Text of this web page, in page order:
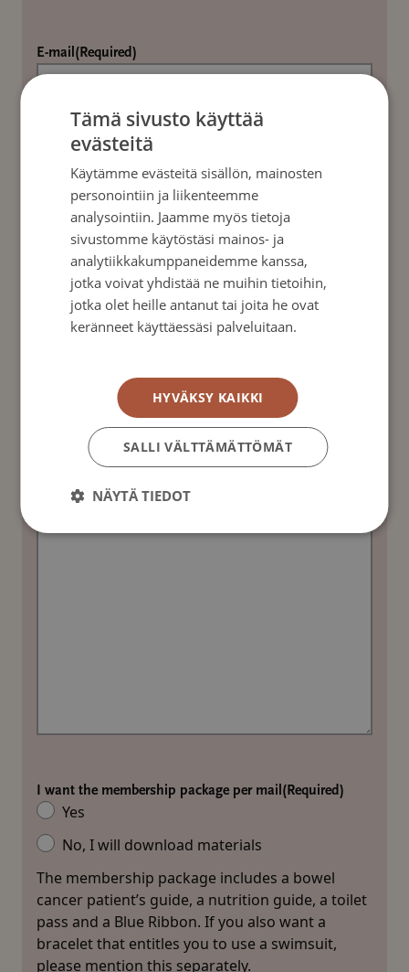
E-mail (Required)
Address(Required)
Street
Postal code
Additional information
I want the membership package per mail (Required)
Yes
No, I will download materials
The membership package includes a bowel
cancer patient’s guide, a nutrition guide, a toilet
pass and a Blue Ribbon. If you also want a
bracelet that entitles you to use a swimsuit,
please mention this separately.
Tämä sivusto käyttää
evästeitä
Käytämme evästeitä sisällön, mainosten
personointiin ja liikenteemme
analysointiin. Jaamme myös tietoja
sivustomme käytöstäsi mainos- ja
analytiikkakumppaneidemme kanssa,
jotka voivat yhdistää ne muihin tietoihin,
jotka olet heille antanut tai joita he ovat
keränneet käyttäessäsi palveluitaan.
HYVÄKSY KAIKKI
SALLI VÄLTTÄMÄTTÖMÄT
NÄYTÄ TIEDOT